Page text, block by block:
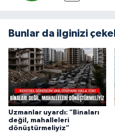
Bunlar da ilginizi
Uzmanlar uyardı: "Binaları
değil, mahalleleri
dönüştürmeliyiz"